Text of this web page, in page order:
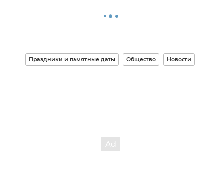
Праздники и памятные даты Общество Новости